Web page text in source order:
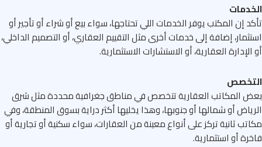
إن المكتب يوفر الخدمات اللي تحتاجها، سواء بيع أو شراء أو تأجير أو
إضافة إلى خدمات أخرى مثل التقييم العقاري، أو التصميم الداخلي،
العقارية، أو الاستشارات الاستثمارية.
المكاتب العقارية تتخصص في مناطق جغرافية محددة مثل شرق
أو شمالها أو جنوبها، وهذا يخليها أكثر دراية بسوق المنطقة، وفي
ثانية تركز على أنواع معينة من العقارات، سواء سكنية أو تجارية أو
أو استثمارية.